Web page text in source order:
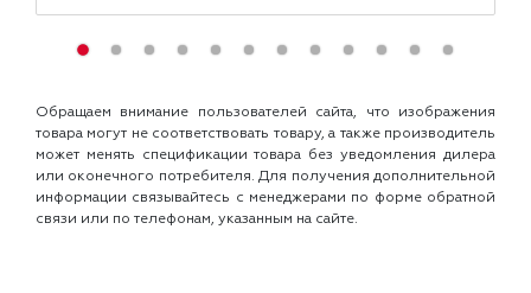
Обращаем внимание пользователей сайта, что изображения
товара могут не соответствовать товару, а также производитель
может менять спецификации товара без уведомления дилера
или оконечного потребителя. Для получения дополнительной
информации связывайтесь с менеджерами по форме обратной
связи или по телефонам, указанным на сайте.